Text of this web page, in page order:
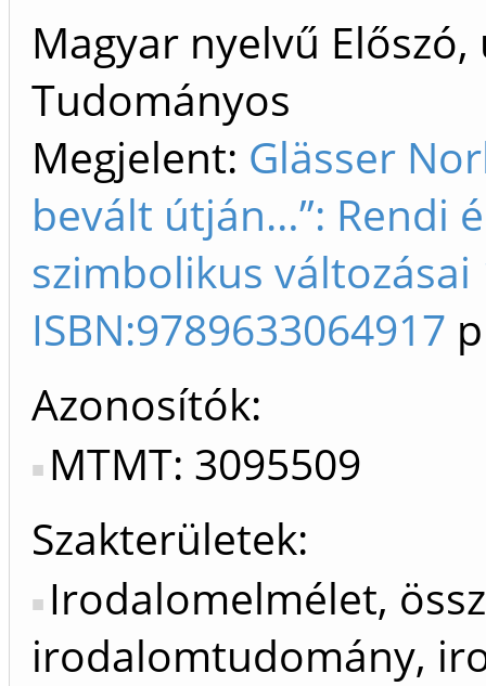
Magyar nyelvű
Tudományos
Megjelent: Glässer
bevált útján…”: Rendi
szimbolikus változásai
ISBN:9789633064917
Azonosítók
MTMT: 3095509
Szakterületek:
Irodalomelmélet,
irodalomtudomány,